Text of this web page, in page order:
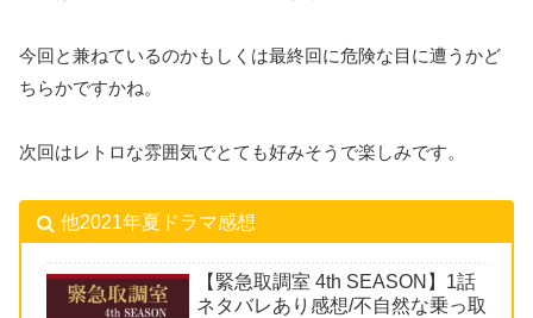
今回と兼ねているのかもしくは最終回に危険な目に遭うかど
ちらかですかね。
次回はレトロな雰囲気でとても好みそうで楽しみです。
他2021年夏ドラマ感想
【緊急取調室 4th SEASON】1話
ネタバレあり感想/不自然な乗っ取